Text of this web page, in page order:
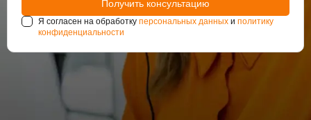
Я согласен на обработку персональных данных и политику
конфиденциальности